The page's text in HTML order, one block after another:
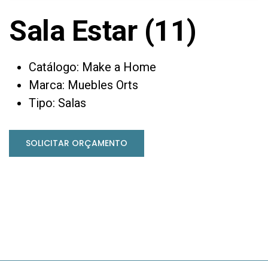
Sala Estar (11)
Catálogo: Make a Home
Marca: Muebles Orts
Tipo: Salas
SOLICITAR ORÇAMENTO